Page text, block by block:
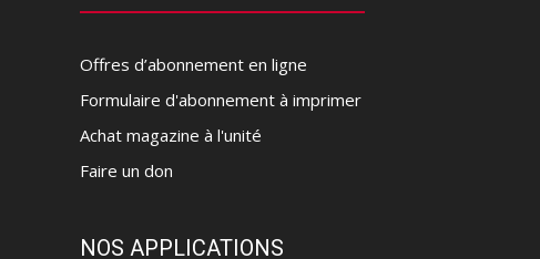
Offres d’abonnement en ligne
Formulaire d'abonnement à imprimer
Achat magazine à l'unité
Faire un don
NOS APPLICATIONS